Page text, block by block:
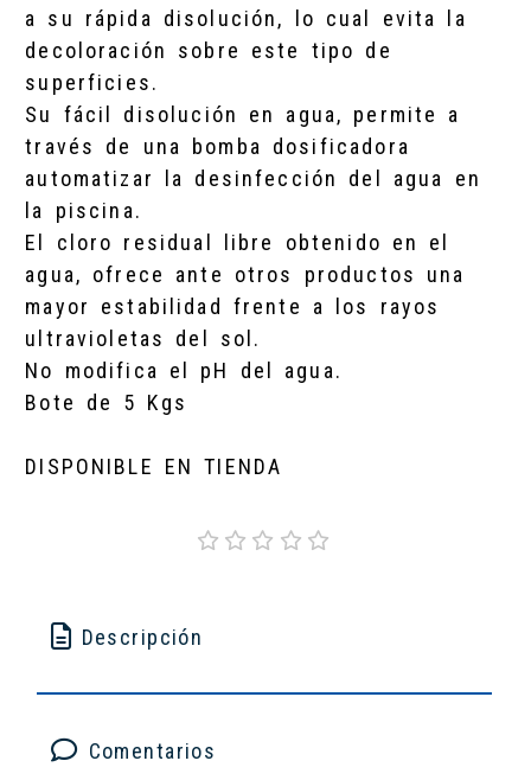
a su rápida disolución, lo cual evita la
decoloración sobre este tipo de
superficies.
Su fácil disolución en agua, permite a
través de una bomba dosificadora
automatizar la desinfección del agua en
la piscina.
El cloro residual libre obtenido en el
agua, ofrece ante otros productos una
mayor estabilidad frente a los rayos
ultravioletas del sol.
No modifica el pH del agua.
Bote de 5 Kgs
DISPONIBLE EN TIENDA
Descripción
Comentarios